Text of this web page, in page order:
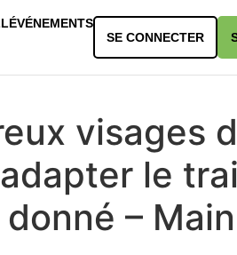
ÉVÉNEMENTS
SE CONNECTER
visages
le
–